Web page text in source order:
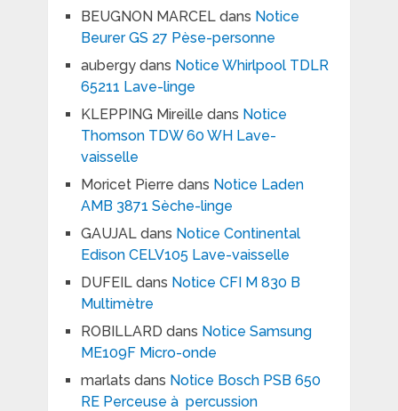
BEUGNON MARCELdans Notice
Beurer GS 27 Pèse-personne
aubergydans Notice Whirlpool TDLR
65211 Lave-linge
KLEPPING Mireille dans Notice
Thomson TDW 60 WH Lave-
vaisselle
Moricet Pierre dans Notice Laden
AMB 3871 Sèche-linge
GAUJALdans Notice Continental
Edison CELV105 Lave-vaisselle
DUFEILdans Notice CFI M 830 B
Multimètre
ROBILLARD dans Notice Samsung
ME109F Micro-onde
marlats dans Notice Bosch PSB 650
RE Perceuse à percussion